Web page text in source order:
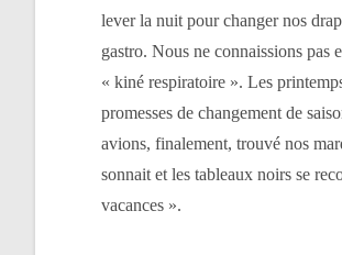
lever la nuit pour changer nos
gastro. Nous ne connaissions pas
« kiné respiratoire ». Les
promesses de changement de
avions, finalement, trouvé nos
sonnait et les tableaux noirs se
vacances ».